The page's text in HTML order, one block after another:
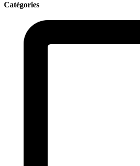
Catégories